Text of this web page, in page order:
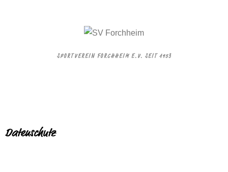
SPORTVEREIN FORCHHEIM E.V. SEIT 1953
Datenschutz